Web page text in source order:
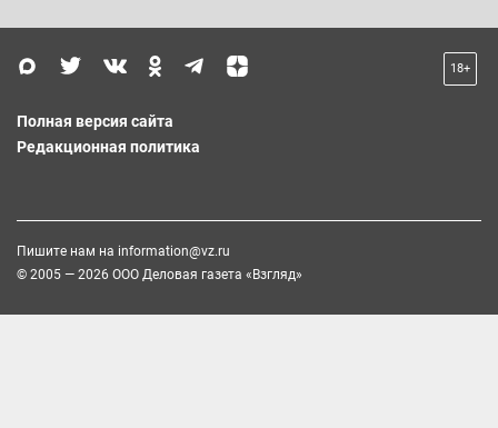
18+
Полная версия сайта
Редакционная политика
Пишите нам на information@vz.ru
© 2005 — 2026 ООО Деловая газета «Взгляд»